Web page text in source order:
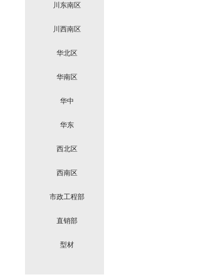
川东南区
川西南区
华北区
华南区
华中
华东
西北区
西南区
市政工程部
直销部
型材